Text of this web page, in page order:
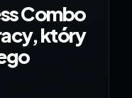
Combo
który